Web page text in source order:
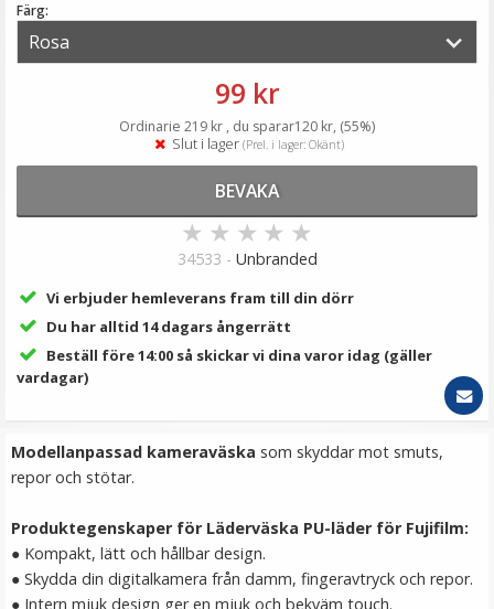
LÄGG I VARUKORG
JJC Tumgrepp för Fujifilm X-Pro3 X-Pro2 X-Pro1
★★★ ★★
LÄGG I VARUKORG
Färg:
99 kr
Ordinarie 219 kr , du sparar120 kr, (55%)
Slut i lager (Prel. i lager: Okänt)
BEVAKA
★ ★ ★ ★ ★
34533 - Unbranded
Vi erbjuder hemleverans fram till din dörr
Du har alltid 14 dagars ångerrätt
Beställ före 14:00 så skickar vi dina varor idag (gäller
vardagar)
Modellanpassad kameraväska som skyddar mot smuts,
repor och stötar.
Produktegenskaper för Läderväska PU-läder för Fujifilm:
● Kompakt, lätt och hållbar design.
● Skydda din digitalkamera från damm, fingeravtryck och repor.
● Intern mjuk design ger en mjuk och bekväm touch.